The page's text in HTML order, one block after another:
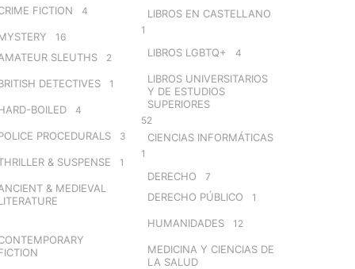
FICTION 4
16
SLEUTHS 2
DETECTIVES 1
BOILED 4
PROCEDURALS 3
& SUSPENSE 1
& MEDIEVAL
LIBROS EN CASTELLANO
1
LIBROS LGBTQ+ 4
LIBROS UNIVERSITARIOS
Y DE ESTUDIOS
SUPERIORES
52
CIENCIAS INFORMÁTICAS
1
DERECHO 7
DERECHO PÚBLICO 1
HUMANIDADES 12
MEDICINA Y CIENCIAS DE
LA SALUD